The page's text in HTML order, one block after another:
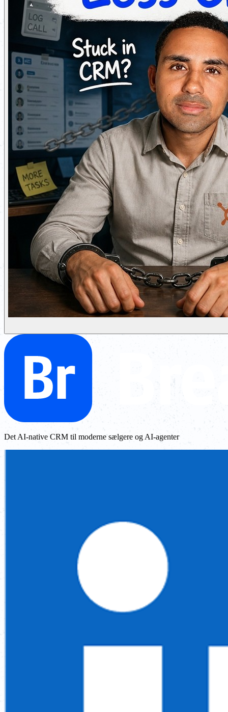
Det AI-native CRM til moderne sælgere og AI-agenter